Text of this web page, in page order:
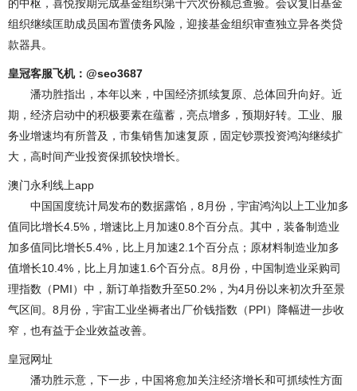
的中枢，喜悦按期完成基金组织第十六次份额总查验。会议复旧基金
组织继续匡助成员国布置债务风险，迎接基金组织审查独立异各类贷
款器具。
皇冠客服飞机：@seo3687
潘功胜指出，本年以来，中国经济抓续复原、总体回升向好。近
期，经济启动中的积极要素在蕴蓄，亮点增多，预期好转。工业、服
务业增速均有所普及，市集销售加速复原，固定钞票投资鸿沟继续扩
大，高时间产业投资保抓较快增长。
澳门永利线上app
中国国度统计局发布的数据露馅，8月份，宇宙鸿沟以上工业加多
值同比增长4.5%，增速比上月加速0.8个百分点。其中，装备制造业
加多值同比增长5.4%，比上月加速2.1个百分点；原材料制造业加多
值增长10.4%，比上月加速1.6个百分点。8月份，中国制造业采购司
理指数（PMI）中，新订单指数升至50.2%，为4月份以来初次升至景
气区间。8月份，宇宙工业坐褥者出厂价钱指数（PPI）降幅进一步收
窄，也有益于企业效益改善。
皇冠网址
潘功胜示意，下一步，中国将愈加关注经济增长和可抓续性方面